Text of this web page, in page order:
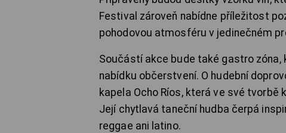
Festival zároveň nabídne příležitost
pohodovou atmosféru v jedinečném
Součástí akce bude také gastro
nabídku občerstvení. O hudební
kapela Ocho Ríos, která ve své
Její chytlavá taneční hudba čerpá
reggae ani latino.